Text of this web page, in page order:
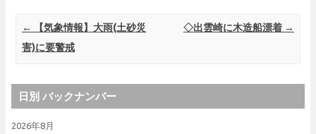
Post navigation
←
【気象情報】大雨(土砂災
害)に要警戒
◇出雲崎に木造船漂着 →
日別 バックナンバー
2026年8月